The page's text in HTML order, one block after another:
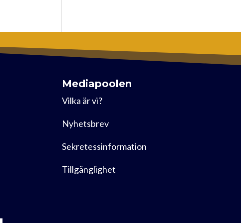
Mediapoolen
Vilka är vi?
Nyhetsbrev
Sekretessinformation
Tillgänglighet